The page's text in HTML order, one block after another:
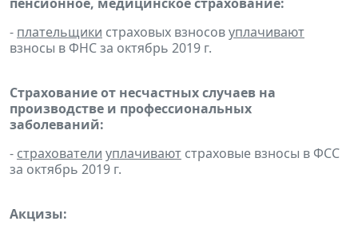
пенсионное, медицинское страхование:
- плательщики страховых взносовуплачивают
взносы в ФНС за октябрь 2019 г.
Страхование от несчастных случаев на
производстве и профессиональных
заболеваний:
- страхователи уплачивают страховые взносы в ФСС
за октябрь 2019 г.
Акцизы: